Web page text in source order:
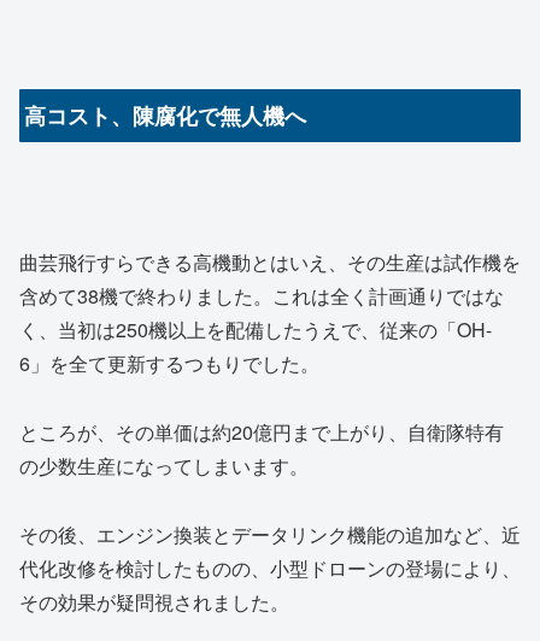
高コスト、陳腐化で無人機へ
曲芸飛行すらできる高機動とはいえ、その生産は試作機を
含めて38機で終わりました。これは全く計画通りではな
く、当初は250機以上を配備したうえで、従来の「OH-
6」を全て更新するつもりでした。
ところが、その単価は約20億円まで上がり、自衛隊特有
の少数生産になってしまいます。
その後、エンジン換装とデータリンク機能の追加など、近
代化改修を検討したものの、小型ドローンの登場により、
その効果が疑問視されました。